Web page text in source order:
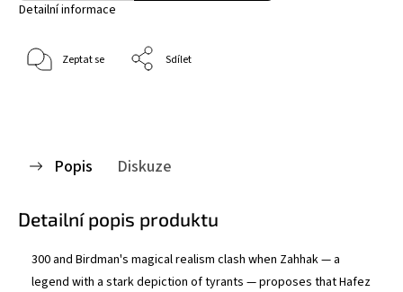
Detailní informace
Zeptat se Sdílet
Popis Diskuze
Detailní popis produktu
300 and Birdman's magical realism clash when Zahhak — a
legend with a stark depiction of tyrants — proposes that Hafez